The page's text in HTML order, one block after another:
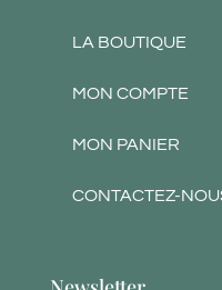
LA BOUTIQUE
MON COMPTE
MON PANIER
CONTACTEZ-